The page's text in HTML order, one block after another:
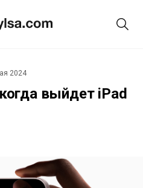
2024
выйдет iPad